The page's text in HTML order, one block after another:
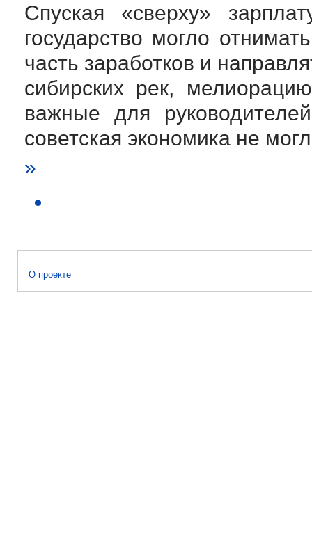
Спуская «сверху»
государство могло
часть заработков и
сибирских рек,
важные для
советская экономика не
»
О проекте